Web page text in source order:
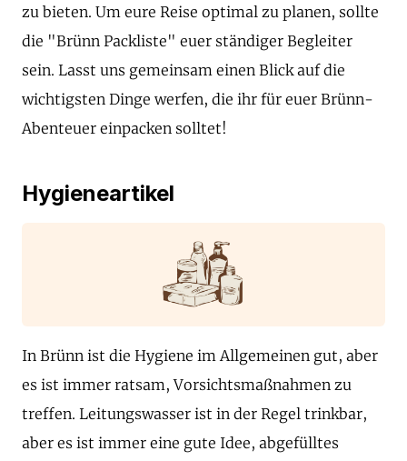
zu bieten. Um eure Reise optimal zu planen, sollte
die "Brünn Packliste" euer ständiger Begleiter
sein. Lasst uns gemeinsam einen Blick auf die
wichtigsten Dinge werfen, die ihr für euer Brünn-
Abenteuer einpacken solltet!
Hygieneartikel
In Brünn ist die Hygiene im Allgemeinen gut, aber
es ist immer ratsam, Vorsichtsmaßnahmen zu
treffen. Leitungswasser ist in der Regel trinkbar,
aber es ist immer eine gute Idee, abgefülltes